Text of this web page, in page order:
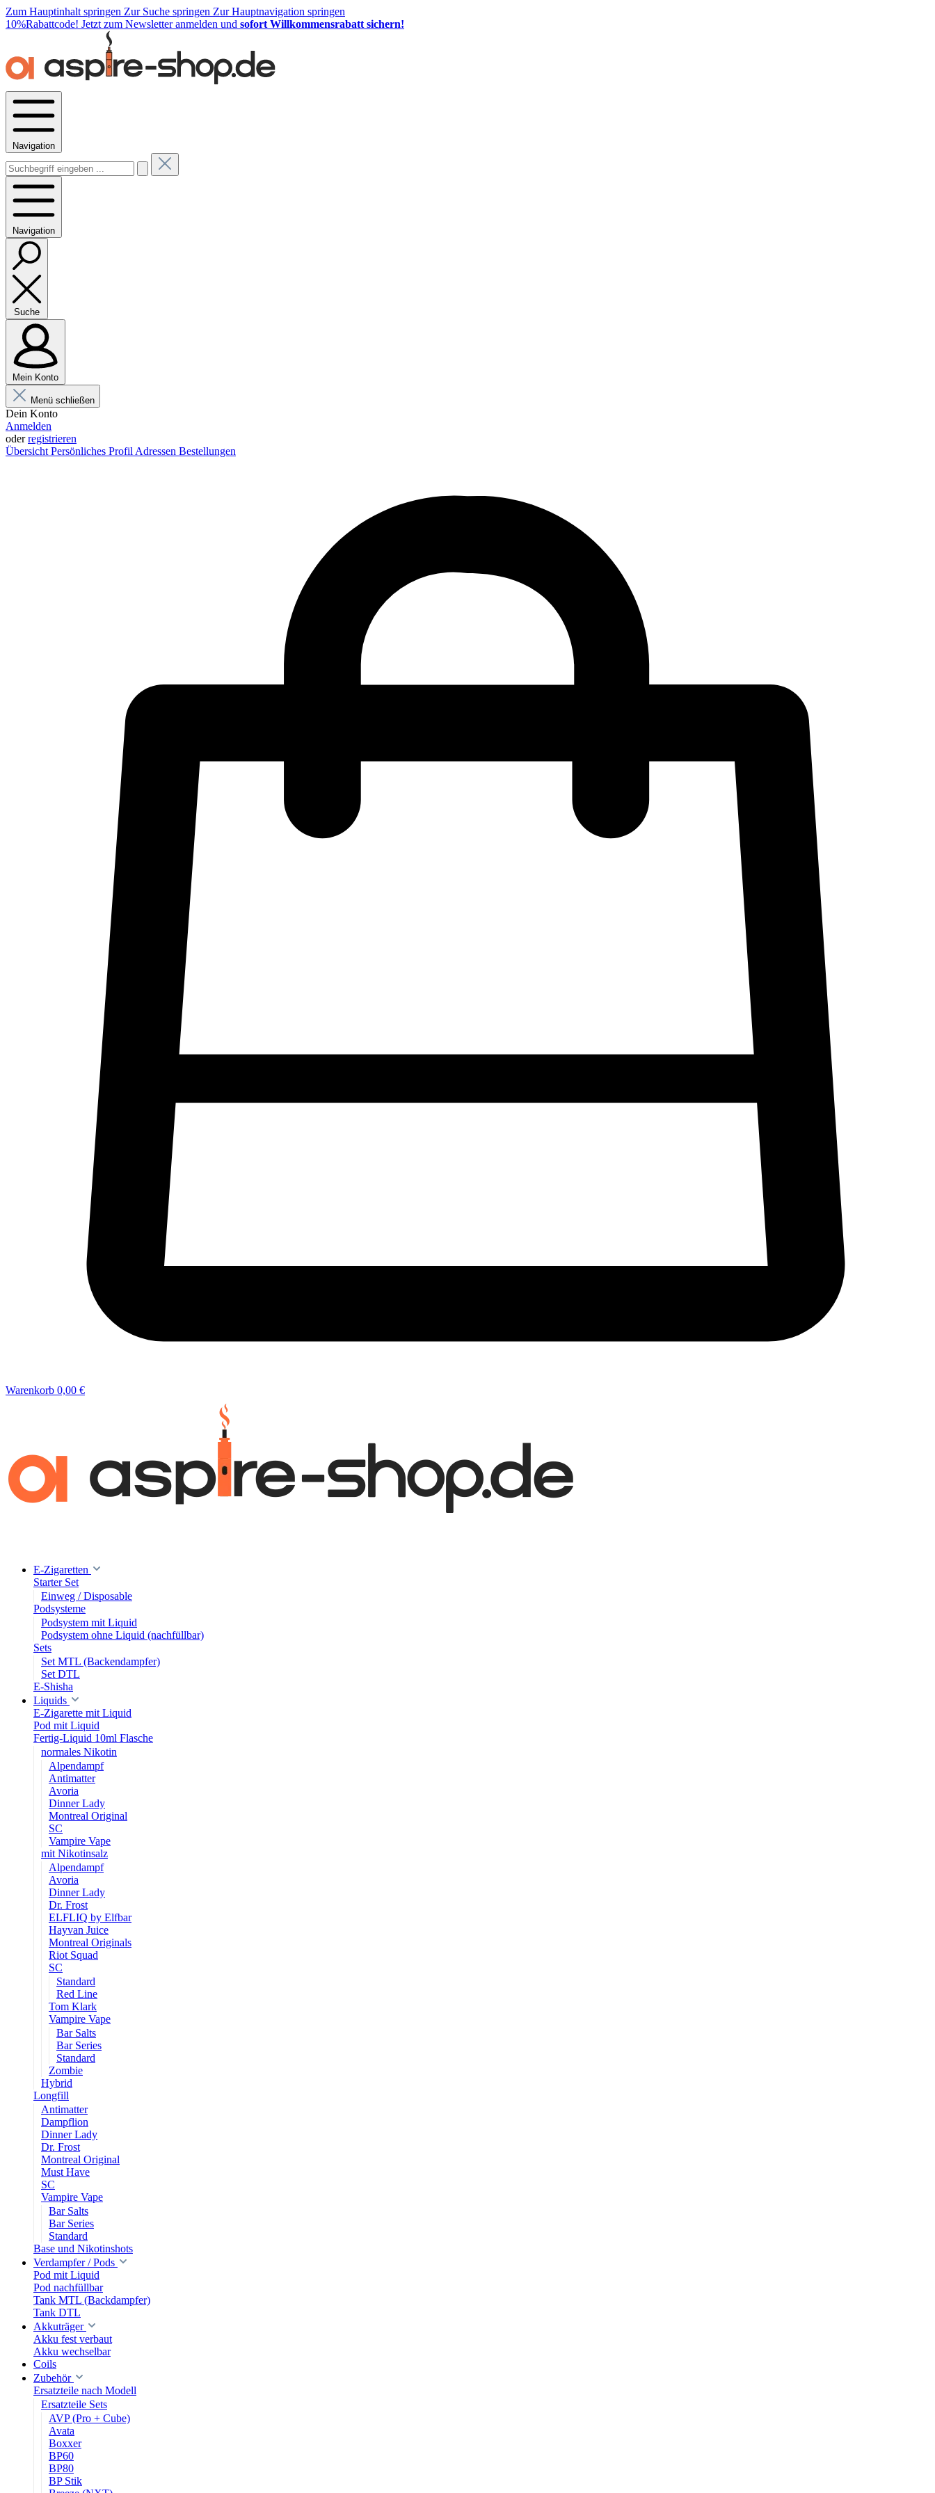
Zum Hauptinhalt springen Zur Suche springen Zur Hauptnavigation springen
10%Rabattcode! Jetzt zum Newsletter anmelden und sofort Willkommensrabatt sichern!
Navigation
Navigation
Suche
Mein Konto
Menü schließen
Dein Konto
Anmelden
oderregistrieren
Übersicht Persönliches Profil Adressen Bestellungen
Warenkorb 0,00 €
E-Zigaretten
Starter Set
Einweg / Disposable
Podsysteme
Podsystem mit Liquid
Podsystem ohne Liquid (nachfüllbar)
Sets
Set MTL (Backendampfer)
Set DTL
E-Shisha
Liquids
E-Zigarette mit Liquid
Pod mit Liquid
Fertig-Liquid 10ml Flasche
normales Nikotin
Alpendampf
Antimatter
Avoria
Dinner Lady
Montreal Original
SC
Vampire Vape
mit Nikotinsalz
Alpendampf
Avoria
Dinner Lady
Dr. Frost
ELFLIQ by Elfbar
Hayvan Juice
Montreal Originals
Riot Squad
SC
Standard
Red Line
Tom Klark
Vampire Vape
Bar Salts
Bar Series
Standard
Zombie
Hybrid
Longfill
Antimatter
Dampflion
Dinner Lady
Dr. Frost
Montreal Original
Must Have
SC
Vampire Vape
Bar Salts
Bar Series
Standard
Base und Nikotinshots
Verdampfer / Pods
Pod mit Liquid
Pod nachfüllbar
Tank MTL (Backdampfer)
Tank DTL
Akkuträger
Akku fest verbaut
Akku wechselbar
Coils
Zubehör
Ersatzteile nach Modell
Ersatzteile Sets
AVP (Pro + Cube)
Avata
Boxxer
BP60
BP80
BP Stik